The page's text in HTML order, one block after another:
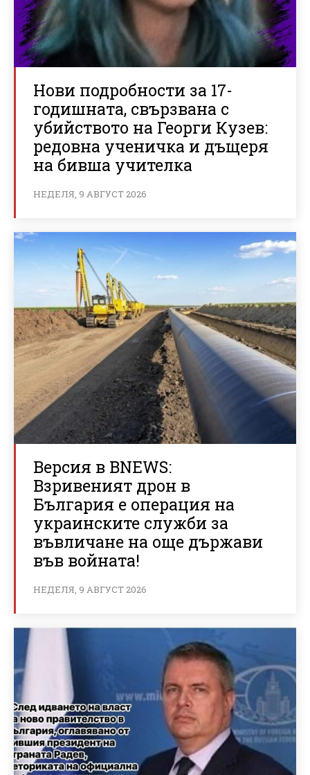
Нови подробности за 17-
годишната, свързвана с
убийството на Георги Кузев:
редовна ученичка и дъщеря
на бивша учителка
НЕДЕЛЯ, 9 АВГУСТ 2026
Версия в BNEWS:
Взривеният дрон в
България е операция на
украинските служби за
въвличане на още държави
във войната!
НЕДЕЛЯ, 9 АВГУСТ 2026